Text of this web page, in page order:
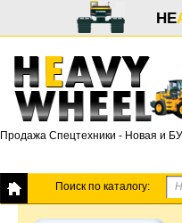
HE
Продажа Спецтехники - Новая и БУ
Поиск по каталогу: